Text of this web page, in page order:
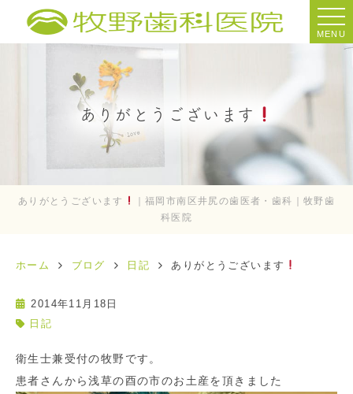
MENU
ありがとうございます
ありがとうございます
｜福岡市南区井尻の歯医者・歯科｜牧野歯
科医院
ホーム ブログ 日記 ありがとうございます
2014年11月18日
日記
衛生士兼受付の牧野です。
患者さんから浅草の酉の市のお土産を頂きました